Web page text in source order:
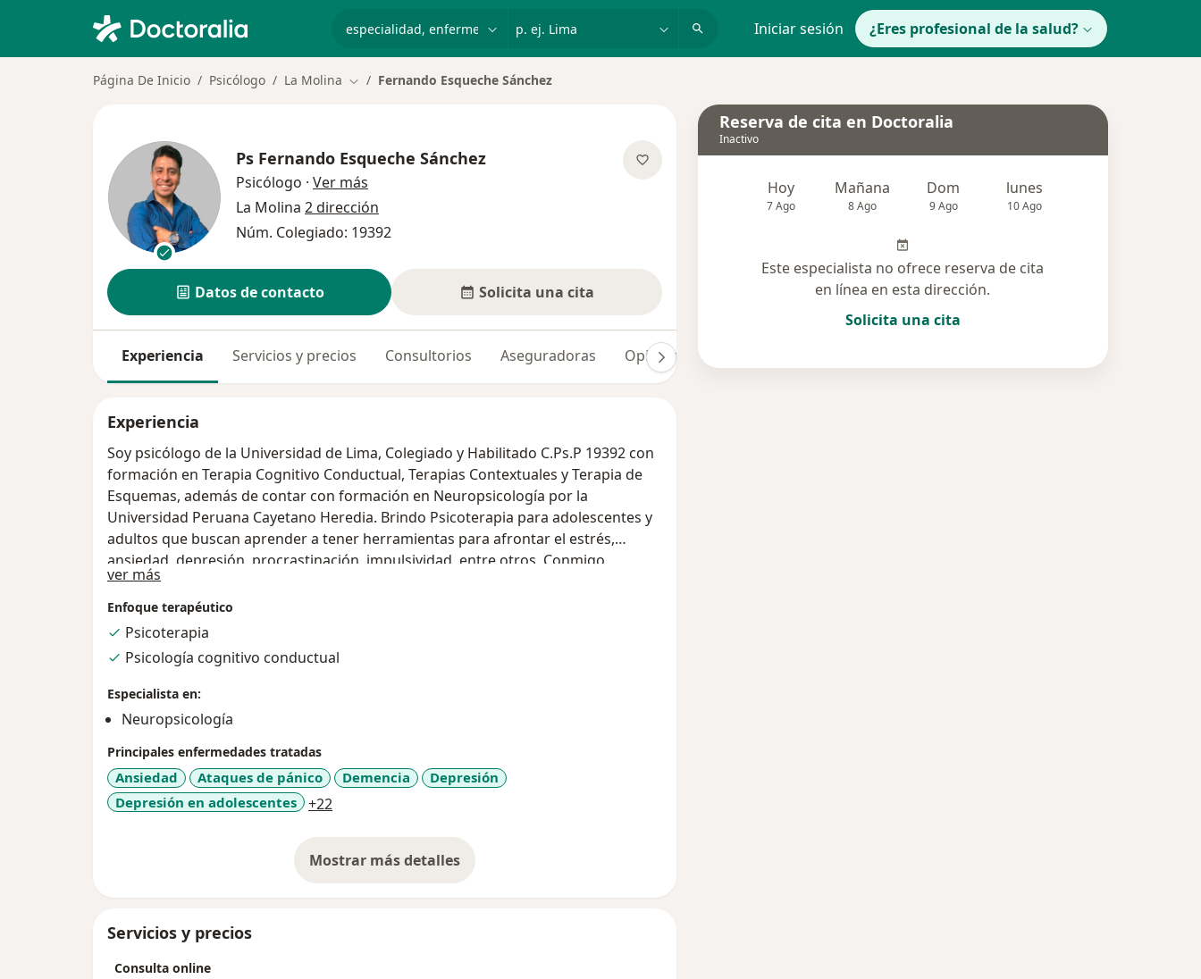
Iniciar sesión ¿Eres profesional de la salud?
Página De Inicio Psicólogo La Molina Cambiar de ciudad
Fernando Esqueche Sánchez
Ps Fernando Esqueche Sánchez
Psicólogo · Ver más
La Molina 2 dirección
Núm. Colegiado: 19392
Datos de contacto Solicita una cita
Experiencia Servicios y precios Consultorios Aseguradoras Opiniones
Experiencia
Soy psicólogo de la Universidad de Lima, Colegiado y Habilitado C.Ps.P 19392 con
formación en Terapia Cognitivo Conductual, Terapias Contextuales y Terapia de
Esquemas, además de contar con formación en Neuropsicología por la
Universidad Peruana Cayetano Heredia. Brindo Psicoterapia para adolescentes y
adultos que buscan aprender a tener herramientas para afrontar el estrés,
ansiedad, depresión, procrastinación, impulsividad, entre otros. Conmigo
aprenderás a tener patrones de conducta saludables. De esta manera, abordo
diversos casos como Trastornos de Ansiedad, Depresión, Bipolaridad,
Autoestima, Habilidades Sociales, y más. A su vez, realizo Evaluaciones
Neuropsicológicas para casos como Trastorno del Déficit de Atención e
Hiperactividad (TDAH), Trastorno del Espectro Autista (TEA), Enfermedad de
Alzheimer, Enfermedad de Parkinson, entre otras más.
ver más
Enfoque terapéutico
Psicoterapia
Psicología cognitivo conductual
Especialista en:
Neuropsicología
Principales enfermedades tratadas
Ansiedad Ataques de pánico Demencia
Depresión
Depresión en adolescentes
+22
Mostrar más detalles
sobre la experiencia
Servicios y precios
Consulta online
Reserva de cita en Doctoralia
Inactivo
Hoy
7 Ago
Mañana
8 Ago
Dom
9 Ago
lunes
10 Ago
Este especialista no ofrece reserva de cita
en línea en esta dirección.
Solicita una cita